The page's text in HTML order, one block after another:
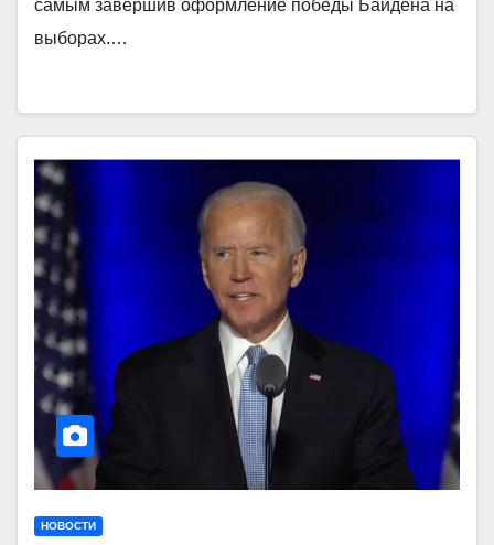
самым завершив оформление победы Байдена на
выборах.…
НОВОСТИ